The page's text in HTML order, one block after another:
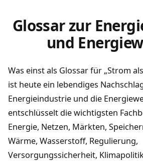
Glossar zur
und
Was einst als Glossar für „Strom
ist heute ein lebendiges
Energieindustrie und die
entschlüsselt die wichtigsten
Energie, Netzen, Märkten,
Wärme, Wasserstoff, Regulierung,
Versorgungssicherheit,